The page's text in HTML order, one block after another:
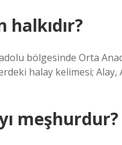
bölgesinde Orta
halay kelimesi; Alay,
meşhurdur?